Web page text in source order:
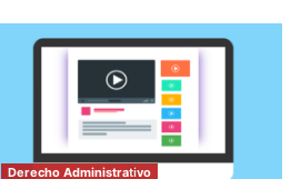
Derecho Administrativo